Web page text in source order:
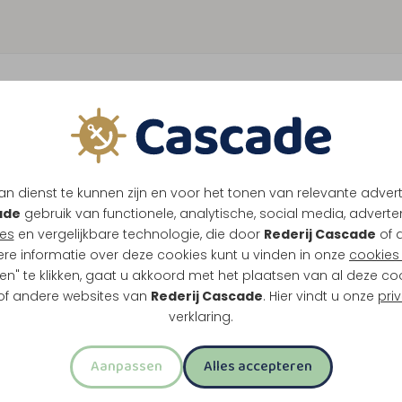
dienst te kunnen zijn en voor het tonen van relevante
gebruik van functionele, analytische, social media,
en vergelijkbare technologie, die door Rederij Cascade of
informatie over deze cookies kunt u vinden in onze
te klikken, gaat u akkoord met het plaatsen van al deze
andere websites van Rederij Cascade. Hier vindt u onze
verklaring.
Aanpassen Alles accepteren
stadje Thorn. Dit klassieke rondje over de
Thorn.